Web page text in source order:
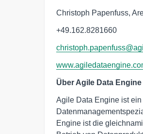
Christoph Papenfuss,
+49.162.8281660
Über Agile Data Engine
Agile Data Engine ist
Engine ist die